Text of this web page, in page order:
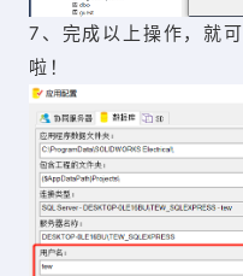
7、完成以上操作，就
啦！